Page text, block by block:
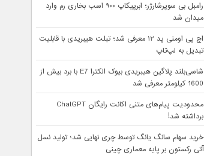
رامبل بی سوپرشارژر؛ ابرپیکاپ ۹۰۰ اسب بخاری رم وارد
میدان شد
اچ پی اومنی پد ۱۲ معرفی شد؛ تبلت هیبریدی با قابلیت
تبدیل به لپ‌تاپ
شاسی‌بلند پلاگین هیبریدی بیوک الکترا E7 با برد بیش از
1600 کیلومتر معرفی شد
محدودیت پیام‌های متنی اکانت رایگان ChatGPT
برداشته شد!
خرید سهام سانگ‌ یانگ توسط چری نهایی شد؛ تولید نسل
آتی رکستون بر پایه معماری چینی